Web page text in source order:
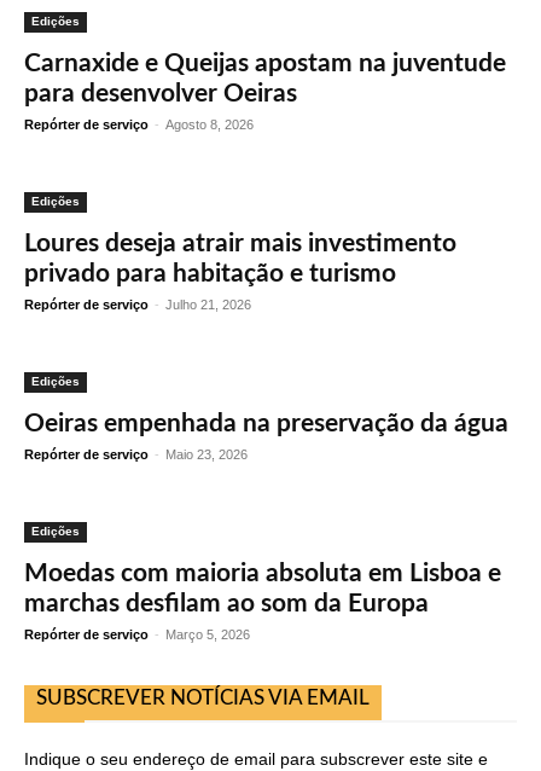
Edições
Carnaxide e Queijas apostam na juventude
para desenvolver Oeiras
Repórter de serviço - Agosto 8, 2026
Edições
Loures deseja atrair mais investimento
privado para habitação e turismo
Repórter de serviço - Julho 21, 2026
Edições
Oeiras empenhada na preservação da água
Repórter de serviço - Maio 23, 2026
Edições
Moedas com maioria absoluta em Lisboa e
marchas desfilam ao som da Europa
Repórter de serviço - Março 5, 2026
SUBSCREVER NOTÍCIAS VIA EMAIL
Indique o seu endereço de email para subscrever este site e